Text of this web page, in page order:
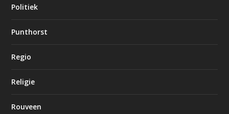
Politiek
Punthorst
Regio
Religie
Rouveen